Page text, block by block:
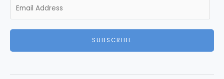
m
SUBSCRIBE